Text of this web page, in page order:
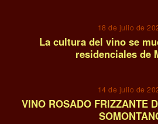
18 de julio de
La cultura del vino se
residenciales de
14 de julio de
VINO ROSADO FRIZZANTE